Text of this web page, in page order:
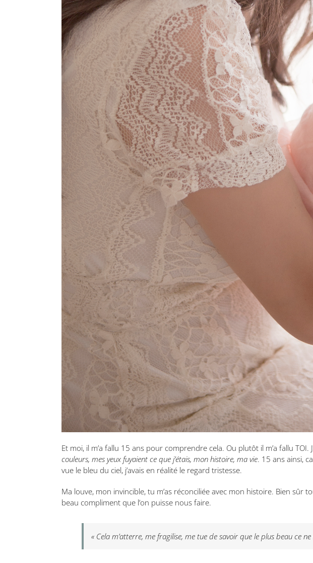
Et moi, il m’a fallu 15 ans pour comprendre cela. Ou plutôt il m’a fallu
couleurs, mes yeux fuyaient ce que j’étais, mon histoire, ma vie. 15 ans ainsi,
vue le bleu du ciel, j’avais en réalité le regard tristesse.
Ma louve, mon invincible, tu m’as réconciliée avec mon histoire. Bien sûr
beau compliment que l’on puisse nous faire.
« Cela m’atterre, me fragilise, me tue de savoir que le plus beau ce